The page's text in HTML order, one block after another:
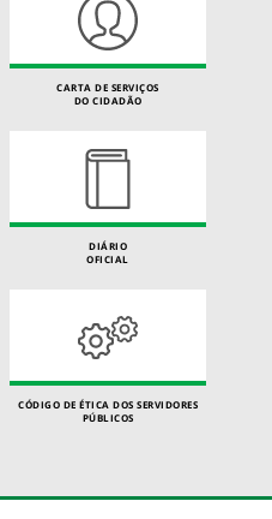
CARTA DE SERVIÇOS
DO CIDADÃO
DIÁRIO
OFICIAL
CÓDIGO DE ÉTICA DOS SERVIDORES
PÚBLICOS